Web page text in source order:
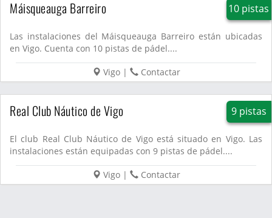
Máisqueauga Barreiro 10 pistas
Las instalaciones del Máisqueauga Barreiro están ubicadas
en Vigo. Cuenta con 10 pistas de pádel....
Vigo| Contactar
Real Club Náutico de Vigo 9 pistas
El club Real Club Náutico de Vigo está situado en Vigo. Las
instalaciones están equipadas con 9 pistas de pádel....
Vigo| Contactar